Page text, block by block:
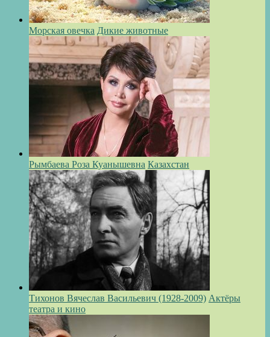
Морская овечка Дикие животные
Рымбаева Роза Куанышевна Казахстан
Тихонов Вячеслав Васильевич (1928-2009) Актёры
театра и кино